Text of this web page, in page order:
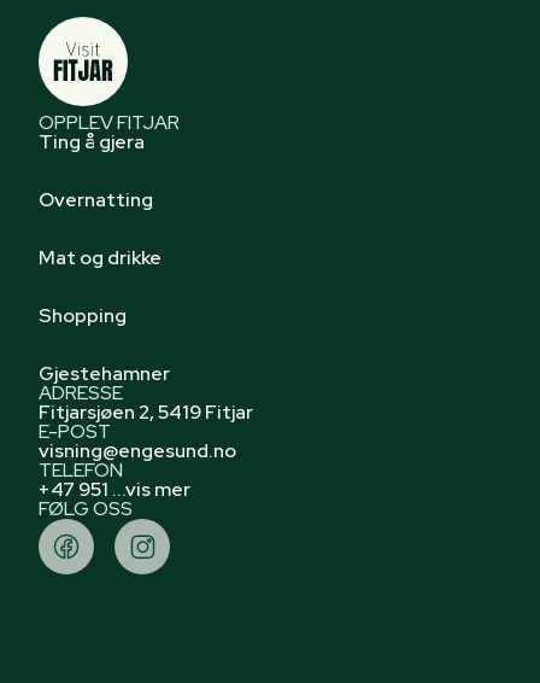
OPPLEV FITJAR
Ting å gjera
Overnatting
Mat og drikke
Shopping
Gjestehamner
ADRESSE
Fitjarsjøen 2, 5419 Fitjar
E-POST
visning@engesund.no
TELEFON
+47 951 ...vis mer
FØLG OSS